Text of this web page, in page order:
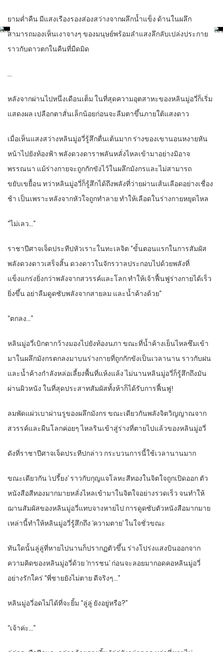
ยามค่ำคืน มีแสงเรืองรองส่องสว่างจากผลึกน้ำแข็ง ด้านในผลึก
สามารถมองเห็นเงาจางๆ ของมนุษย์พร้อมลำแสงลึกลับเปล่งประกาย
ราวกับดาวตกในคืนที่มืดมิด
…
หลังจากผ่านไปหนึ่งเดือนเต็ม ในที่สุดความอุตสาหะของหลินมู่อวี่ก็เริ่ม
แสดงผล เปลือกตาสั่นเล็กน้อยก่อนจะลืมตาขึ้นภายใต้แสงดาว
เมื่อเห็นแสงสว่างหลินมู่อวี่รู้สึกตื่นเต้นมาก ร่างของเขานอนหงายหัน
หน้าไปยังท้องฟ้า พลังดวงดาราพลันหลั่งไหลเข้ามาอย่างมิอาจ
พรรณนา แม้ร่างกายจะถูกกักขังไว้ในผลึกมังกรและไม่สามารถ
ขยับเขยื้อน ทว่าหลินมู่อวี่ก็รู้สึกได้ถึงพลังที่ว่ายผ่านเส้นเลือดอย่างเชื่อง
ช้า เป็นเพราะหลังจากหัวใจถูกทำลาย ทำให้เลือดในร่างกายหยุดไหล
“ไม่เลว…”
ราชาปีศาจเจ็ดประทีปหัวเราะในทะเลจิต “ขั้นตอนแรกในการสัมผัส
พลังดวงดาวเสร็จสิ้น ดวงดาวในจักรวาลประกอบไปด้วยพลังที่
แข็งแกร่งยิ่งกว่าพลังจากสวรรค์และโลก ทำให้เจ้าฟื้นฟูร่างกายได้เร็ว
ยิ่งขึ้น อย่าลืมดูดซับพลังจากสายลม และน้ำค้างด้วย”
“ตกลง…”
หลินมู่อวี่เบิกตากว้างมองไปยังท้องนภา ขณะที่น้ำค้างเย็นไหลซึมเข้า
มาในผลึกมังกรตกลงมาบนร่างกายที่ถูกกักขังเป็นเวลานาน ราวกับฝน
และน้ำค้างกำลังหล่อเลี้ยงพื้นที่แห้งแล้ง ไม่นานหลินมู่อวี่ก็รู้สึกถึงมัน
ผ่านผิวหนัง ในที่สุดประสาทสัมผัสทั้งห้าก็ได้รับการฟื้นฟู!
ลมพัดแผ่วเบาผ่านรูของผลึกมังกร ขณะเดียวกันพลังจิตวิญญาณจาก
สวรรค์และผืนโลกค่อยๆ ไหลรินเข้าสู่ร่างที่ตายไปแล้วของหลินมู่อวี่
ดังที่ราชาปีศาจเจ็ดประทีปกล่าว กระบวนการนี้ใช้เวลานานมาก
ขณะเดียวกัน ‘เปรี้ยง’ ราวกับกุญแจโลหะสีทองในจิตใจถูกเปิดออก ตัว
หนังสือสีทองมากมายหลั่งไหลเข้ามาในจิตใจอย่างรวดเร็ว จนทำให้
ฌานสัมผัสของหลินมู่อวี่แทบจางหายไป การดูดซับตัวหนังสือมากมาย
เหล่านี้ทำให้หลินมู่อวี่รู้สึกถึง ‘ความตาย’ ในใจชั่วขณะ
ทันใดนั้นลู่ลู่ที่หายไปนานก็ปรากฏตัวขึ้น ร่างโปร่งแสงบินออกจาก
ความคิดของหลินมู่อวี่ด้วย ‘การชน’ ก่อนจะลอยมากอดคอหลินมู่อวี่
อย่างรักใคร่ “พี่ชายยังไม่ตาย ดีจริงๆ…”
หลินมู่อวี่อดไม่ได้ที่จะยิ้ม “ลู่ลู่ ยังอยู่หรือ?”
“เจ้าค่ะ…”